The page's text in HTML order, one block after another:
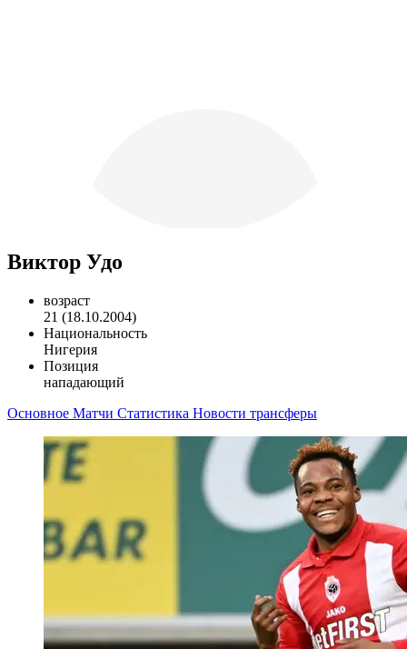
Виктор Удо
возраст
21 (18.10.2004)
Национальность
Нигерия
Позиция
нападающий
Основное Матчи Статистика Новости трансферы